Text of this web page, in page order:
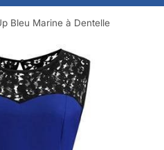
Bleu Marine à Dentelle